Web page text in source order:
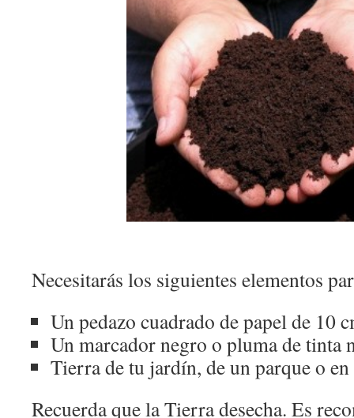
Necesitarás los siguientes elementos
Un pedazo cuadrado de papel de 10
Un marcador negro o pluma de tinta
Tierra de tu jardín, de un parque o en
Recuerda que la Tierra desecha. Es